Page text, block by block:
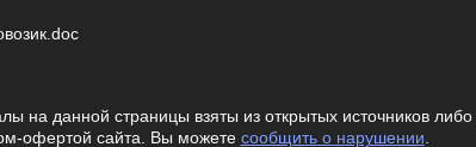
на данной страницы взяты из открытых источников
офертой сайта. Вы можете сообщить о нарушении.